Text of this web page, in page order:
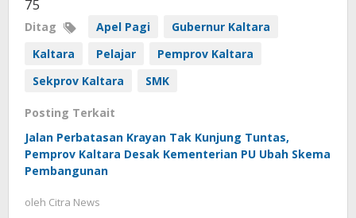
75
Ditag Apel Pagi
Gubernur Kaltara
Kaltara
Pelajar
Pemprov Kaltara
Sekprov Kaltara
SMK
Posting Terkait
Jalan Perbatasan Krayan Tak Kunjung Tuntas,
Pemprov Kaltara Desak Kementerian PU Ubah Skema
Pembangunan
oleh Citra News